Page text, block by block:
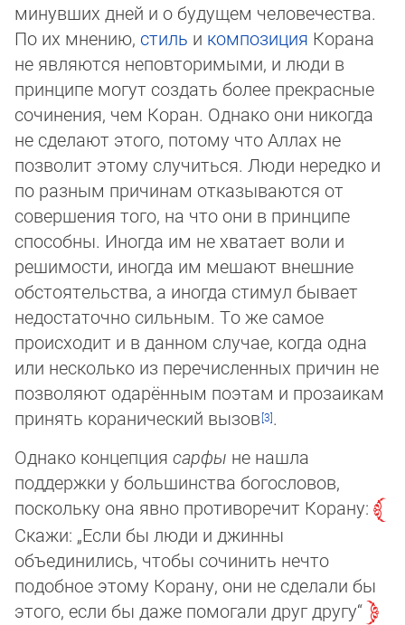
минувших дней и о будущем че­ло­ве­чества.
По их мнению, стиль и композиция Корана
не являются неповторимыми, и люди в
принципе могут создать бо­лее прекрасные
сочинения, чем Коран. Однако они никогда
не сделают этого, потому что Аллах не
позволит этому слу­чить­ся. Люди нередко и
по разным причинам отказываются от
совершения того, на что они в принципе
способны. Иногда им не хватает воли и
решимости, иногда им мешают внешние
обстоятельства, а иногда стимул бывает
недостаточно сильным. То же самое
происходит и в данном случае, когда одна
или несколько из перечисленных причин не
позволяют одарённым по­этам и прозаикам
принять коранический вызов
.
Однако концепция сарфы не нашла
поддержки у большинства богословов,
поскольку она явно противоречит Корану:
Ска­жи: „Если бы люди и джинны
объединились, чтобы сочинить нечто
подобное этому Корану, они не сделали бы
этого, если бы даже помогали друг другу“